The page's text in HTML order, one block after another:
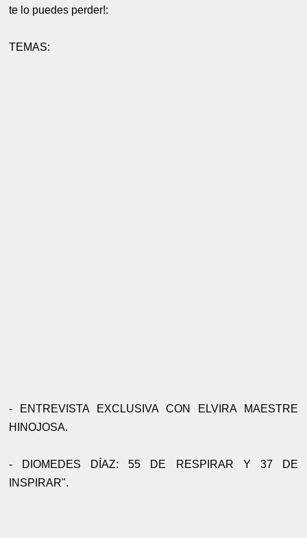
te lo puedes perder!:
TEMAS:
- ENTREVISTA EXCLUSIVA CON ELVIRA MAESTRE
HINOJOSA.
- DIOMEDES DÍAZ: 55 DE RESPIRAR Y 37 DE
INSPIRAR".